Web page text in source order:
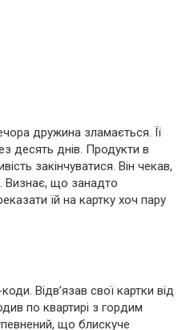
дружина зламається. Її
десять днів. Продукти в
закінчуватися. Він чекав,
Визнає, що занадто
їй на картку хоч пару
Відв’язав свої картки від
по квартирі з гордим
що блискуче